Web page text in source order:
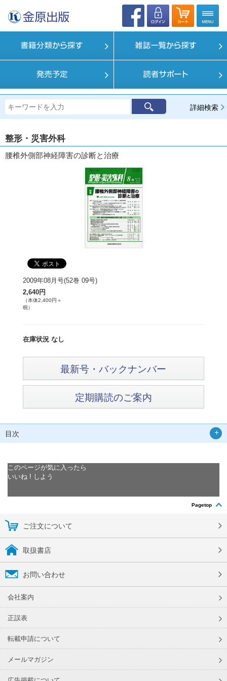
詳細検索
整形・災害外科
腰椎外側部神経障害の診断と治療
2009年08月号(52巻 09号)
2,640円
（本体2,400円＋
税）
在庫状況 なし
最新号・バックナンバー
定期購読のご案内
目次
このページが気に入ったら
いいね ! しよう
Pagetop
ご注文について
取扱書店
お問い合わせ
会社案内
正誤表
転載申請について
メールマガジン